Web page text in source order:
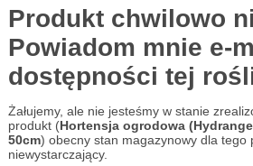
Produkt chwilowo
Powiadom mnie e-
dostępności tej
Żałujemy, ale nie jesteśmy w stanie
produkt (Hortensja ogrodowa
50cm) obecny stan magazynowy dla tego
niewystarczający.